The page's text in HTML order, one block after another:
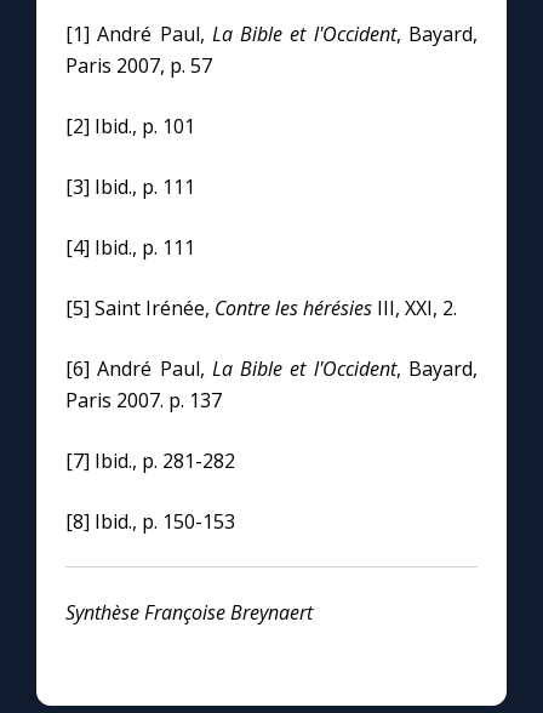
[1] André Paul, La Bible et l'Occident, Bayard,
Paris 2007, p. 57
[2] Ibid., p. 101
[3] Ibid., p. 111
[4] Ibid., p. 111
[5] Saint Irénée, Contre les hérésies III, XXI, 2.
[6] André Paul, La Bible et l'Occident, Bayard,
Paris 2007. p. 137
[7] Ibid., p. 281-282
[8] Ibid., p. 150-153
Synthèse Françoise Breynaert